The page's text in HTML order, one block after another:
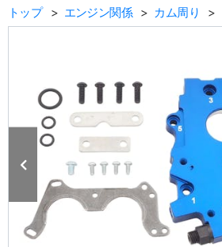
トップ
エンジン関係 カム周り